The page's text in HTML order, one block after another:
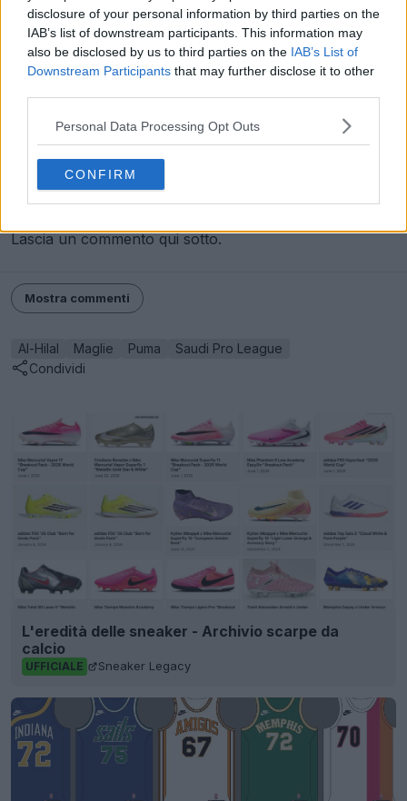
disclosure of your personal information by third parties on the
IAB’s list of downstream participants. This information may
also be disclosed by us to third parties on the IAB’s List of
Downstream Participants that may further disclose it to other
Personal Data Processing Opt Outs
CONFIRM
Lascia un commento qui sotto.
Mostra commenti
Al-Hilal Maglie Puma
Saudi Pro League
Condividi
L'eredità delle sneaker - Archivio scarpe da
calcio
UFFICIALE Sneaker Legacy